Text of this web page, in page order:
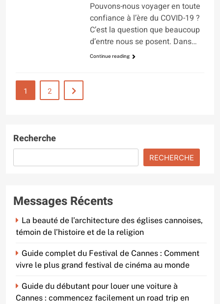
Pouvons-nous voyager en toute
confiance à l’ère du COVID-19 ?
C’est la question que beaucoup
d’entre nous se posent. Dans…
Continue reading
1 2
Recherche
RECHERCHE
Messages Récents
La beauté de l’architecture des églises cannoises,
témoin de l’histoire et de la religion
Guide complet du Festival de Cannes : Comment
vivre le plus grand festival de cinéma au monde
Guide du débutant pour louer une voiture à
Cannes : commencez facilement un road trip en